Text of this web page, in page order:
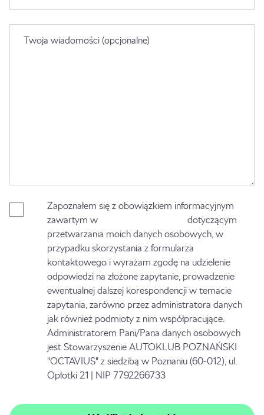
Twoja wiadomości (opcjonalne)
Zapoznałem się z obowiązkiem informacyjnym
zawartym w
dotyczącym
przetwarzania moich danych osobowych, w
przypadku skorzystania z formularza
kontaktowego i wyrażam zgodę na udzielenie
odpowiedzi na złożone zapytanie, prowadzenie
ewentualnej dalszej korespondencji w temacie
zapytania, zarówno przez administratora danych
jak również podmioty z nim współpracujące.
Administratorem Pani/Pana danych osobowych
jest Stowarzyszenie AUTOKLUB POZNAŃSKI
"OCTAVIUS" z siedzibą w Poznaniu (60-012), ul.
Opłotki 21 | NIP 7792266733